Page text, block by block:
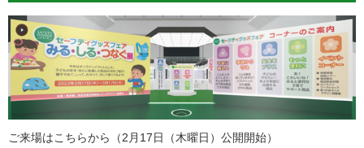
ご来場はこちらから（2月17日（木曜日）公開開始）